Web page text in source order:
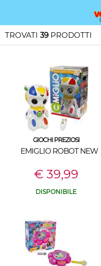
TROVATI 39 PRODOTTI
GIOCHI PREZIOSI
EMIGLIO ROBOT NEW
€ 39,99
DISPONIBILE